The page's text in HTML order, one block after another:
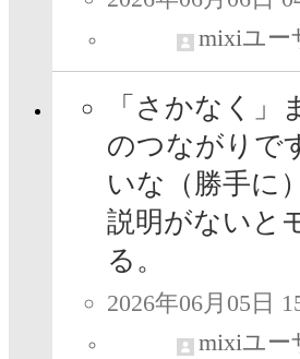
mixiユー
「さかなく」
のつながりで
いな（勝手に
説明がないと
る。
2026年06月05日
mixiユー